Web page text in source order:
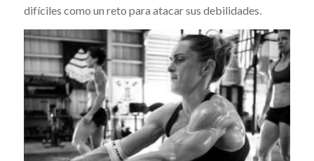
difíciles como un reto para atacar sus debilidades.